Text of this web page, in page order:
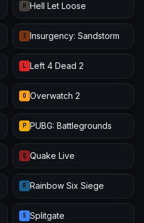
H Hell Let Loose
I Insurgency: Sandstorm
L Left 4 Dead 2
O Overwatch 2
P PUBG: Battlegrounds
Q Quake Live
R Rainbow Six Siege
S Splitgate